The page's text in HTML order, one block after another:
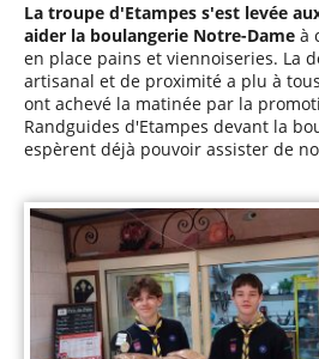
La troupe d'Etampes s'est levée
aider la boulangerie Notre-Dame à
en place pains et viennoiseries. La
artisanal et de proximité a plu à
ont achevé la matinée par la
Randguides d'Etampes devant la
espèrent déjà pouvoir assister de